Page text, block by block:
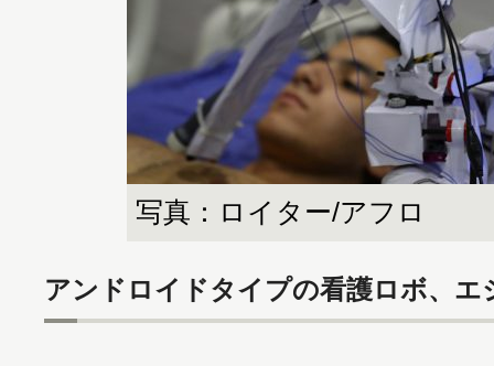
写真：ロイター/アフロ
アンドロイドタイプの看護ロボ、エ